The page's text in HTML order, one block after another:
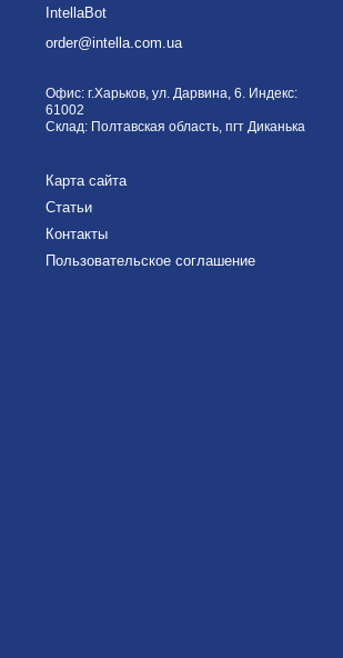
IntellaBot
order@intella.com.ua
Офис: г.Харьков, ул. Дарвина, 6. Индекс:
61002
Склад: Полтавская область, пгт Диканька
Карта сайта
Статьи
Контакты
Пользовательское соглашение